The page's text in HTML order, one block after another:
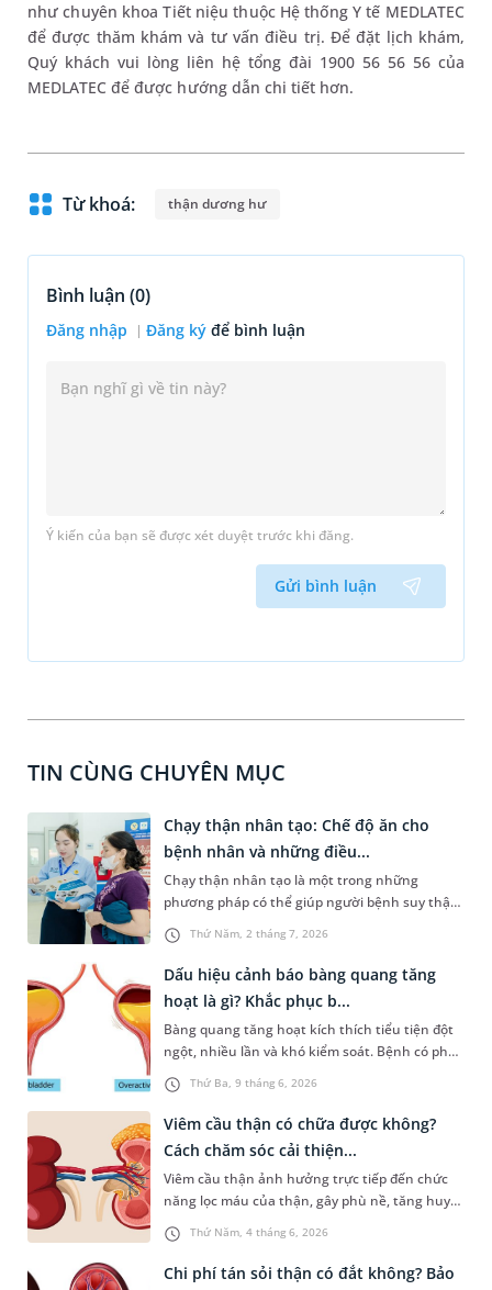
như chuyên khoa Tiết niệu thuộc Hệ thống Y tế MEDLATEC
để được thăm khám và tư vấn điều trị. Để đặt lịch khám,
Quý khách vui lòng liên hệ tổng đài 1900 56 56 56 của
MEDLATEC để được hướng dẫn chi tiết hơn.
Từ khoá: thận dương hư
Bình luận (0)
Đăng nhập Đăng ký để bình luận
Ý kiến của bạn sẽ được xét duyệt trước khi đăng.
Gửi bình luận
TIN CÙNG CHUYÊN MỤC
Thứ Năm, 2 tháng 7, 2026
Chạy thận nhân tạo: Chế độ ăn cho
bệnh nhân và những điều...
Chạy thận nhân tạo là một trong những
phương pháp có thể giúp người bệnh suy thận
mạn tính ở giai đoạn cuối có thể kéo dài cuộc
sống và tăng chất lượng sống đáng kể. Bài viết
dưới đây là một số thông tin cơ bản về phương
pháp điều trị này và những lưu ý về chế độ ăn
dành cho người bệnh để đảm bảo hiệu quả
chạy thận và phòng ngừa tai biến nghiêm
trọng.
Thứ Ba, 9 tháng 6, 2026
Dấu hiệu cảnh báo bàng quang tăng
hoạt là gì? Khắc phục b...
Bàng quang tăng hoạt kích thích tiểu tiện đột
ngột, nhiều lần và khó kiểm soát. Bệnh có phổ
biến hơn ở người ở độ tuổi trung niên và cao
tuổi. Vậy dấu hiệu của bàng quang tăng hoạt là
gì, khắc phục bằng phương pháp nào? Bạn có
thể tìm hiểu chi tiết vấn đề liên quan qua
những chia sẻ dưới đây.
Thứ Năm, 4 tháng 6, 2026
Viêm cầu thận có chữa được không?
Cách chăm sóc cải thiện...
Viêm cầu thận ảnh hưởng trực tiếp đến chức
năng lọc máu của thận, gây phù nề, tăng huyết
áp, tiểu ra máu,... thậm chí dẫn đến suy thận
nếu không điều trị kịp thời. Vậy viêm cầu thận
có chữa được không? Bài viết dưới đây sẽ giúp
Chi phí tán sỏi thận có đắt không? Bảo